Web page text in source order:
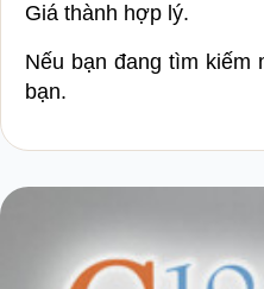
Giá thành hợp lý.
Nếu bạn đang tìm
bạn.